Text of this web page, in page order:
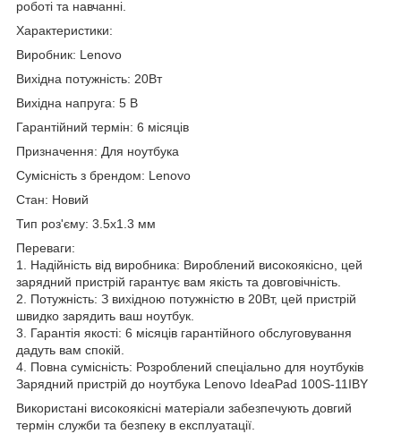
роботі та навчанні.
Характеристики:
Виробник: Lenovo
Вихідна потужність: 20Вт
Вихідна напруга: 5 В
Гарантійний термін: 6 місяців
Призначення: Для ноутбука
Сумісність з брендом: Lenovo
Стан: Новий
Тип роз'єму: 3.5х1.3 мм
Переваги:
1. Надійність від виробника: Вироблений високоякісно, цей
зарядний пристрій гарантує вам якість та довговічність.
2. Потужність: З вихідною потужністю в 20Вт, цей пристрій
швидко зарядить ваш ноутбук.
3. Гарантія якості: 6 місяців гарантійного обслуговування
дадуть вам спокій.
4. Повна сумісність: Розроблений спеціально для ноутбуків
Зарядний пристрій до ноутбука Lenovo IdeaPad 100S-11IBY
Використані високоякісні матеріали забезпечують довгий
термін служби та безпеку в експлуатації.